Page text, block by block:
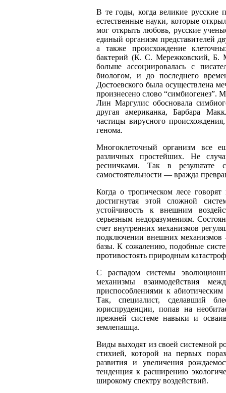
В те годы, когда великие русские
естественные науки, которые
мог открыть любовь, русские
единый организм представителей
а также происхождение
бактерий (К. С. Мережковский, Б.
больше ассоциировалась с
биологом, и до последнего
Достоевского была осуществлена
произнесено слово “симбиогенез”.
Лин Маргулис обосновала
другая американка, Барбара
частицы вирусного
генома.
Многоклеточный организм все
различных простейших. Не
ресничками. Так в результате
самостоятельности — вражда
Когда о тропическом лесе
достигнутая этой сложной
устойчивость к внешним
серьезным недоразумениям.
счет внутренних механизмов
подключении внешних механизмов
базы. К сожалению, подобные
противостоять природным
С распадом системы
механизмы взаимодействия
приспособлениями к
Так, специалист, сделавший
юриспруденции, попав на
прежней системе навыки и
землепашца.
Виды выходят из своей системной
стихией, которой на первых
развития и увеличения
тенденция к расширению
широкому спектру воздействий.